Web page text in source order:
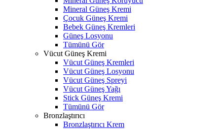
Mineral Güneş Kremi
Çocuk Güneş Kremi
Bebek Güneş Kremleri
Güneş Losyonu
Tümünü Gör
Vücut Güneş Kremi
Vücut Güneş Kremleri
Vücut Güneş Losyonu
Vücut Güneş Spreyi
Vücut Güneş Yağı
Stick Güneş Kremi
Tümünü Gör
Bronzlaştırıcı
Bronzlaştırıcı Krem